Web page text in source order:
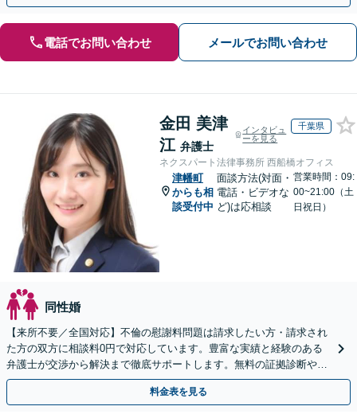
電話でお問い合わせ メールでお問い合わせ
金田 美津
江 弁護士
インタビュ
ーを見る
千葉県
ネクスパート法律事務所 西船橋オフィス
津幡町
からも相
談受付中
面談方法(対面・
電話・ビデオな
ど)は応相談
営業時間：09:
00~21:00（土
日祝日）
同性婚
【来所不要／全国対応】不倫の慰謝料問題は請求したい方・請求され
た方の双方に相談料0円で対応しています。豊富な実績と経験のある
弁護士が交渉から解決まで徹底サポートします。無料の証拠診断や着
手金の返還保証もありますので安心してご相談ください。
料金表を見る